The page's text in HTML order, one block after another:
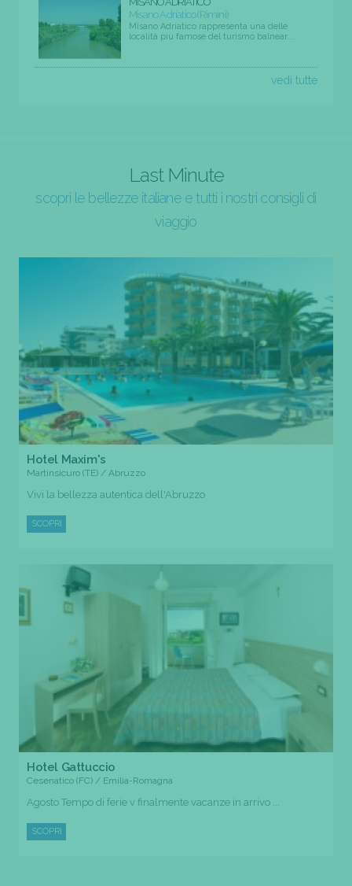
Misano Adriatico (Rimini)
Misano Adriatico rappresenta una delle
località più famose del turismo balnear...
vedi tutte
Last Minute
scopri le bellezze italiane e tutti i nostri consigli di
viaggio
Hotel Maxim's
Martinsicuro (TE) / Abruzzo
Vivi la bellezza autentica dell'Abruzzo
SCOPRI
Hotel Gattuccio
Cesenatico (FC) / Emilia-Romagna
Agosto Tempo di ferie v finalmente vacanze in arrivo ...
SCOPRI